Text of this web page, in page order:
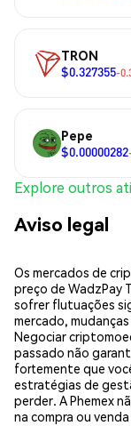
TRON
$0.327355-
Pepe
$0.00000282
Explore outros
Aviso legal
Os mercados de
preço de WadzPay
sofrer flutuações
mercado,
Negociar
passado não
fortemente que
estratégias de
perder. A Phemex
na compra ou